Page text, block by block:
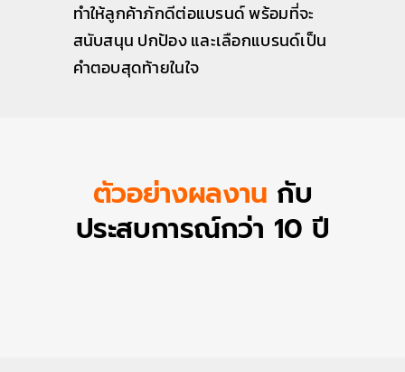
ทำให้ลูกค้าภักดีต่อแบรนด์ พร้อมที่จะ
สนับสนุน ปกป้อง และเลือกแบรนด์เป็น
คำตอบสุดท้ายในใจ
ตัวอย่างผลงาน กับ
ประสบการณ์กว่า 10 ปี